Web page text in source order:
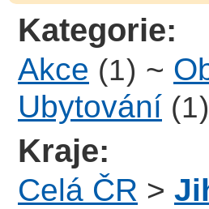
Kategorie:
Akce (1) ~
Ubytování (1)
Kraje:
Celá ČR >